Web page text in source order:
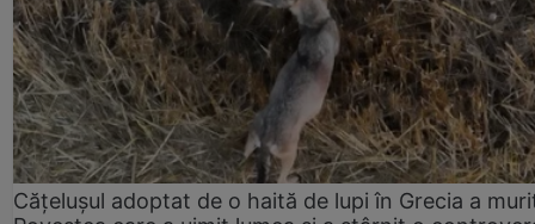
Cățelușul adoptat de o haită de lupi în Grecia a